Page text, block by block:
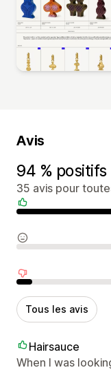
Avis
94 % positifs
35 avis pour
Avis positifs
Avis neutres
Avis négatifs
Tous les avis
Hairsauce
When I was